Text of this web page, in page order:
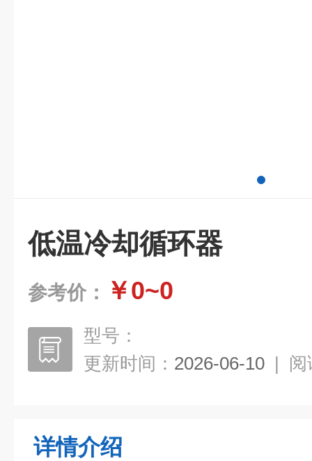
低温冷却循环器
参考价： ￥0~0
型号：
更新时间： 2026-06-10 | 阅
详情介绍